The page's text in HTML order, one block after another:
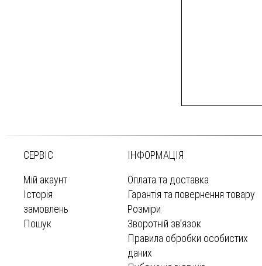
СЕРВІС
Мій акаунт
Історія
замовлень
Пошук
ІНФОРМАЦІЯ
Оплата та доставка
Гарантія та повернення товару
Розміри
Зворотній зв’язок
Правила обробки особистих
даних